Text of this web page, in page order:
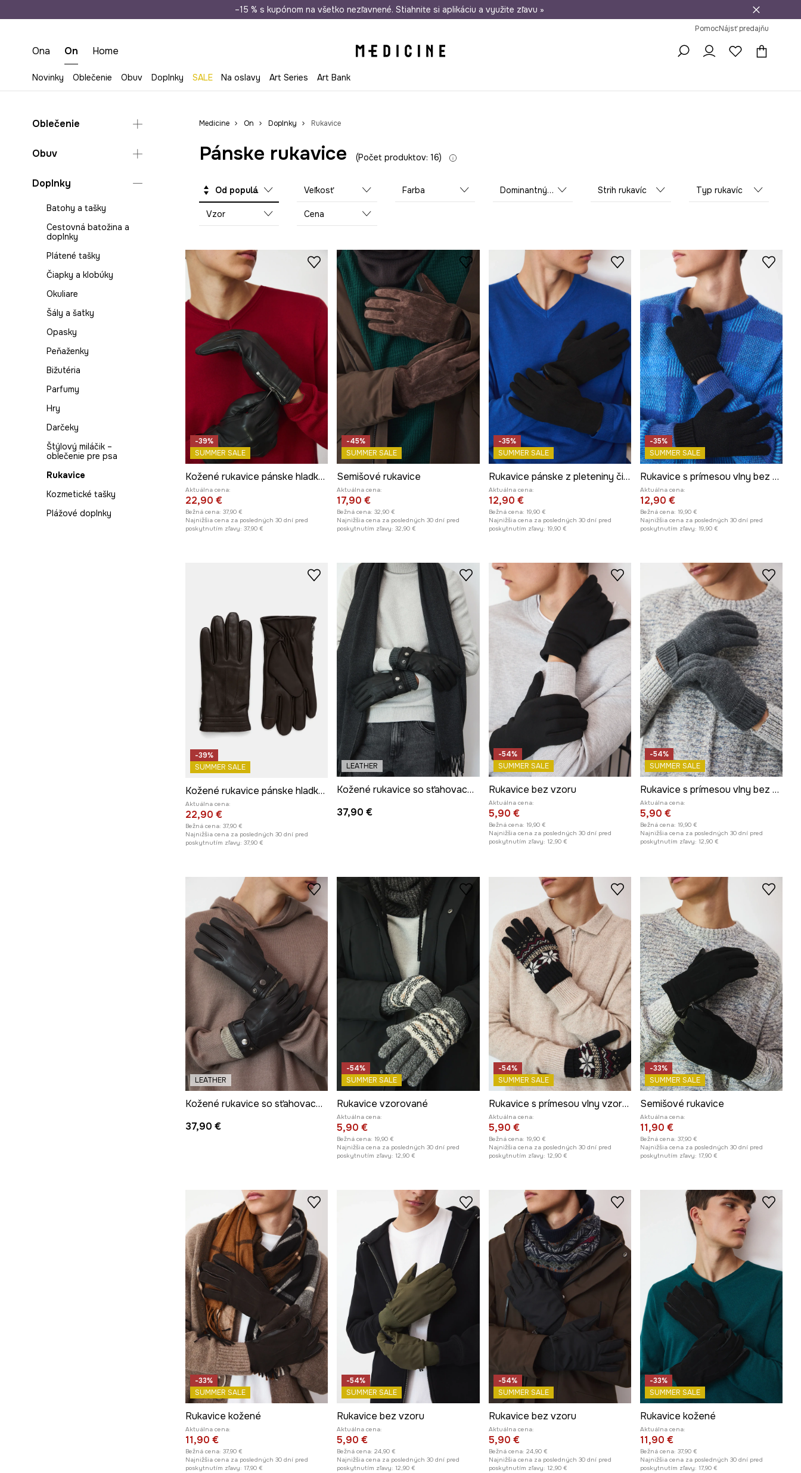
Doprava zadarmo od 50 € Odoslanie aj do 24 hodín 30 dní na vrátenie tovaru
–15 % s kupónom na všetko nezľavnené. Stiahnite si aplikáciu a využite zľavu »
PomocNájsť predajňu
Ona On Home
Novinky Oblečenie Obuv Doplnky SALE Na oslavy Art Series Art Bank
Oblečenie
Kraťasy
Mikiny
Nohavice
Plavky
Ponožky
Rifle
Saká a vesty
Spodná bielizeň
Košele na svadbu
Obuv
Šľapky a sandále
Mokasíny a poltopánky
Členková obuv
Papuče
Doplnky
Batohy a tašky
Cestovná batožina a
doplnky
Plátené tašky
Čiapky a klobúky
Okuliare
Šály a šatky
Opasky
Peňaženky
Bižutéria
Parfumy
Hry
Darčeky
Štýlový miláčik –
oblečenie pre psa
Rukavice
Kozmetické tašky
Plážové doplnky
Medicine On Doplnky Rukavice
Pánske rukavice Počet produktov: 16
Od populárnych Veľkosť Farba Dominantný materiál Strih rukavíc Typ rukavíc
Vzor Cena
-39%
SUMMER SALE
Kožené rukavice pánske hladké čierna farba
Aktuálna cena:
22,90 €
Bežná cena: 37,90 €
Najnižšia cena za posledných 30 dní pred
poskytnutím zľavy: 37,90 €
-45%
SUMMER SALE
Semišové rukavice
Aktuálna cena:
17,90 €
Bežná cena: 32,90 €
Najnižšia cena za posledných 30 dní pred
poskytnutím zľavy: 32,90 €
-35%
SUMMER SALE
Rukavice pánske z pleteniny čierna farba
Aktuálna cena:
12,90 €
Bežná cena: 19,90 €
Najnižšia cena za posledných 30 dní pred
poskytnutím zľavy: 19,90 €
-35%
SUMMER SALE
Rukavice s prímesou vlny bez vzoru
Aktuálna cena:
12,90 €
Bežná cena: 19,90 €
Najnižšia cena za posledných 30 dní pred
poskytnutím zľavy: 19,90 €
-39%
SUMMER SALE
Kožené rukavice pánske hladké hnedá farba
Aktuálna cena:
22,90 €
Bežná cena: 37,90 €
Najnižšia cena za posledných 30 dní pred
poskytnutím zľavy: 37,90 €
LEATHER
Kožené rukavice so sťahovacou šnúrkou
37,90 €
-54%
SUMMER SALE
Rukavice bez vzoru
Aktuálna cena:
5,90 €
Bežná cena: 19,90 €
Najnižšia cena za posledných 30 dní pred
poskytnutím zľavy: 12,90 €
-54%
SUMMER SALE
Rukavice s prímesou vlny bez vzoru
Aktuálna cena:
5,90 €
Bežná cena: 19,90 €
Najnižšia cena za posledných 30 dní pred
poskytnutím zľavy: 12,90 €
LEATHER
Kožené rukavice so sťahovacou šnúrkou
37,90 €
-54%
SUMMER SALE
Rukavice vzorované
Aktuálna cena:
5,90 €
Bežná cena: 19,90 €
Najnižšia cena za posledných 30 dní pred
poskytnutím zľavy: 12,90 €
-54%
SUMMER SALE
Rukavice s prímesou vlny vzorované
Aktuálna cena:
5,90 €
Bežná cena: 19,90 €
Najnižšia cena za posledných 30 dní pred
poskytnutím zľavy: 12,90 €
-33%
SUMMER SALE
Semišové rukavice
Aktuálna cena:
11,90 €
Bežná cena: 37,90 €
Najnižšia cena za posledných 30 dní pred
poskytnutím zľavy: 17,90 €
-33%
SUMMER SALE
Rukavice kožené
Aktuálna cena:
11,90 €
Bežná cena: 37,90 €
Najnižšia cena za posledných 30 dní pred
poskytnutím zľavy: 17,90 €
-54%
SUMMER SALE
Rukavice bez vzoru
Aktuálna cena:
5,90 €
Bežná cena: 24,90 €
Najnižšia cena za posledných 30 dní pred
poskytnutím zľavy: 12,90 €
-54%
SUMMER SALE
Rukavice bez vzoru
Aktuálna cena:
5,90 €
Bežná cena: 24,90 €
Najnižšia cena za posledných 30 dní pred
poskytnutím zľavy: 12,90 €
-33%
SUMMER SALE
Rukavice kožené
Aktuálna cena:
11,90 €
Bežná cena: 37,90 €
Najnižšia cena za posledných 30 dní pred
poskytnutím zľavy: 17,90 €